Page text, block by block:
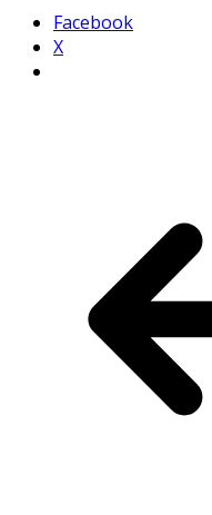
Facebook
X